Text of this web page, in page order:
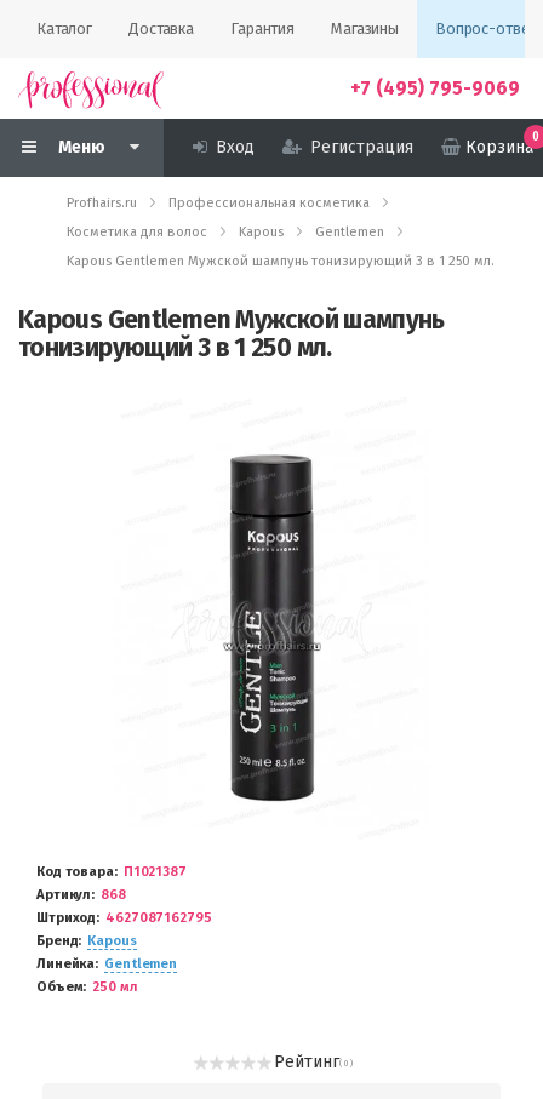
Каталог Доставка Гарантия Магазины Вопрос-ответ
+7 (495) 795-9069
Меню Вход Регистрация Корзина
0
Profhairs.ru
Профессиональная косметика
Косметика для волос
Kapous
Gentlemen
Kapous Gentlemen Мужской шампунь тонизирующий 3 в 1 250 мл.
Kapous Gentlemen Мужской шампунь
тонизирующий 3 в 1 250 мл.
Код товара
П1021387
Артикул
868
Штриход
4627087162795
Бренд
Kapous
Линейка
Gentlemen
Объем
250 мл
Рейтинг( 0 )